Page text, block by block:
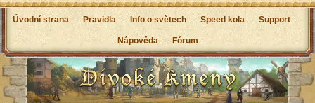
Úvodní strana - Pravidla - Info o světech - Speed kola - Support -
Nápověda - Fórum